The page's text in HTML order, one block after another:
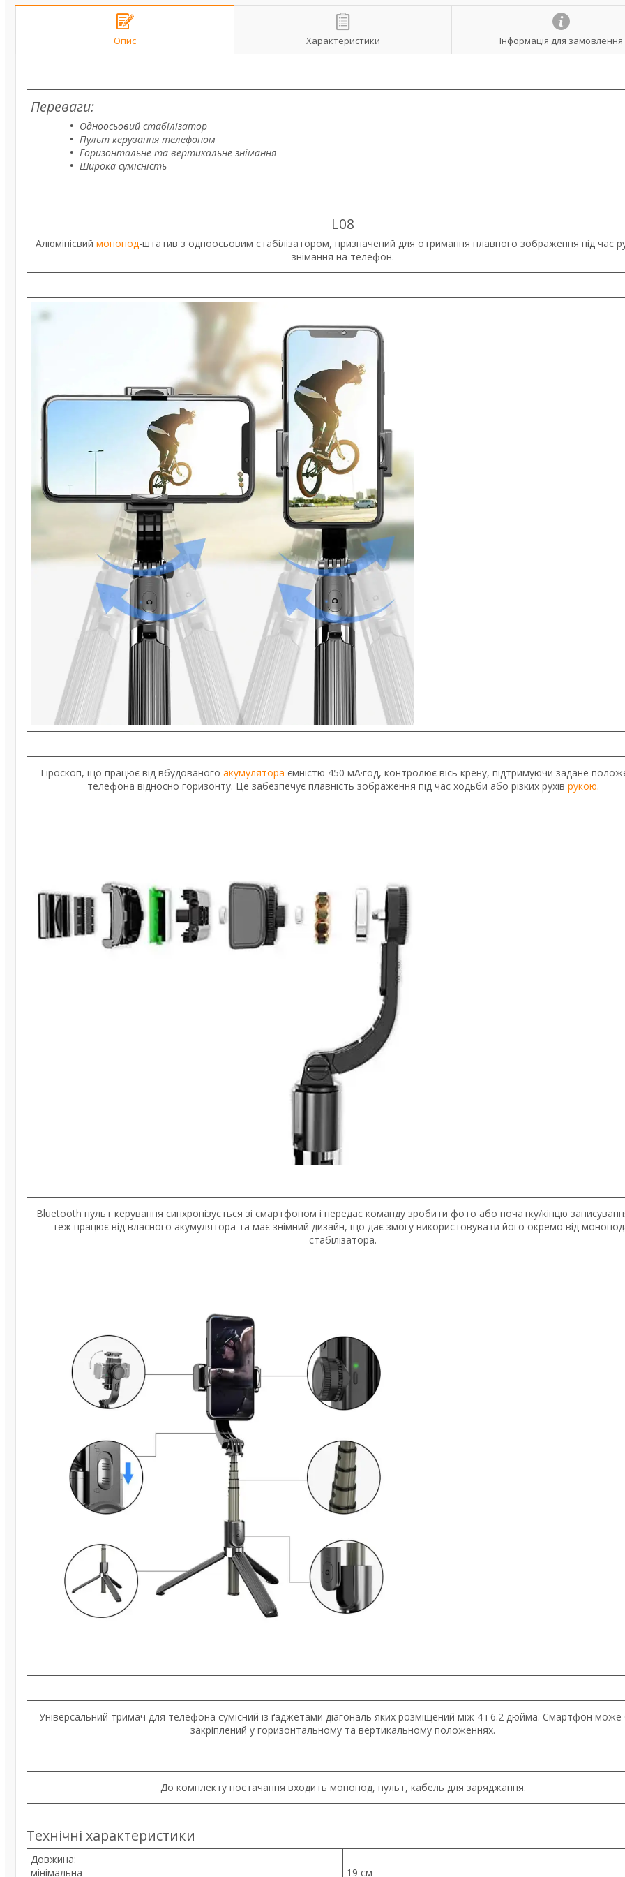
Опис Характеристики Інформація для замовлення
Переваги:
Одноосьовий стабілізатор
Пульт керування телефоном
Горизонтальне та вертикальне знімання
Широка сумісність
L08
Алюмінієвий монопод-штатив з одноосьовим стабілізатором, призначений для отримання плавного зображення під час
знімання на телефон.
Гіроскоп, що працює від вбудованого акумулятора ємністю 450 мА·год, контролює вісь крену, підтримуючи задане
телефона відносно горизонту. Це забезпечує плавність зображення під час ходьби або різких рухів рукою.
Bluetooth пульт керування синхронізується зі смартфоном і передає команду зробити фото або початку/кінцю
теж працює від власного акумулятора та має знімний дизайн, що дає змогу використовувати його окремо від
стабілізатора.
Універсальний тримач для телефона сумісний із ґаджетами діагональ яких розміщений між 4 і 6.2 дюйма. Смартфон може
закріплений у горизонтальному та вертикальному положеннях.
До комплекту постачання входить монопод, пульт, кабель для заряджання.
Технічні характеристики
Довжина:
мінімальна
19 см